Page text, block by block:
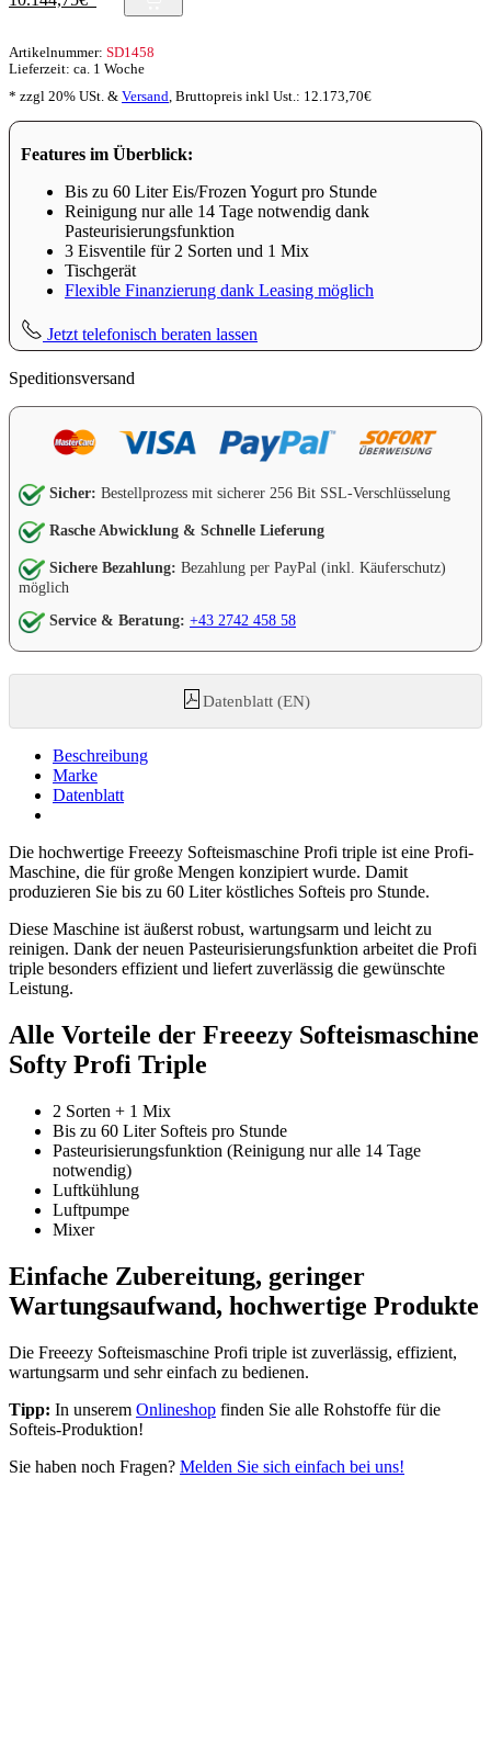
18.445,00€
Preis
10.144,75€.
* zzgl 20% USt. & Versand Bruttopreis inkl Ust.: 12.173,70€
Artikelnummer: SD1458
Lieferzeit: ca. 1 Woche
Features im Überblick:
Bis zu 60 Liter Eis/Frozen Yogurt pro Stunde
Reinigung nur alle 14 Tage notwendig dank
Pasteurisierungsfunktion
3 Eisventile für 2 Sorten und 1 Mix
Tischgerät
Flexible Finanzierung dank Leasing möglich
Jetzt telefonisch beraten lassen
Speditionsversand
Sicher: Bestellprozess mit sicherer 256 Bit SSL-Verschlüsselung
Rasche Abwicklung & Schnelle Lieferung
Sichere Bezahlung: Bezahlung per PayPal (inkl. Käuferschutz)
möglich
Service & Beratung: +43 2742 458 58
Datenblatt (EN)
Beschreibung
Marke
Datenblatt
Die hochwertige Freeezy Softeismaschine Profi triple ist eine Profi-
Maschine, die für große Mengen konzipiert wurde. Damit
produzieren Sie bis zu 60 Liter köstliches Softeis pro Stunde.
Diese Maschine ist äußerst robust, wartungsarm und leicht zu
reinigen. Dank der neuen Pasteurisierungsfunktion arbeitet die Profi
triple besonders effizient und liefert zuverlässig die gewünschte
Leistung.
Alle Vorteile der Freeezy Softeismaschine
Softy Profi Triple
2 Sorten + 1 Mix
Bis zu 60 Liter Softeis pro Stunde
Pasteurisierungsfunktion (Reinigung nur alle 14 Tage
notwendig)
Luftkühlung
Luftpumpe
Mixer
Einfache Zubereitung, geringer
Wartungsaufwand, hochwertige Produkte
Die Freeezy Softeismaschine Profi triple ist zuverlässig, effizient,
wartungsarm und sehr einfach zu bedienen.
Tipp: In unserem Onlineshop finden Sie alle Rohstoffe für die
Softeis-Produktion!
Sie haben noch Fragen? Melden Sie sich einfach bei uns!